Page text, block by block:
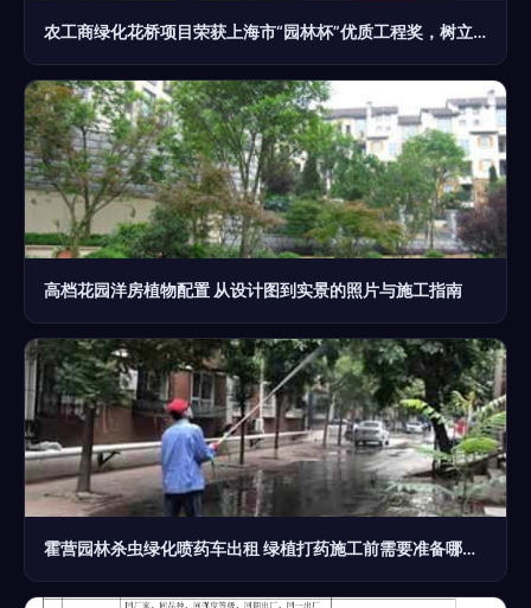
农工商绿化花桥项目荣获上海市“园林杯”优质工程奖，树立园林绿化施工新标杆
高档花园洋房植物配置 从设计图到实景的照片与施工指南
霍营园林杀虫绿化喷药车出租 绿植打药施工前需要准备哪些？